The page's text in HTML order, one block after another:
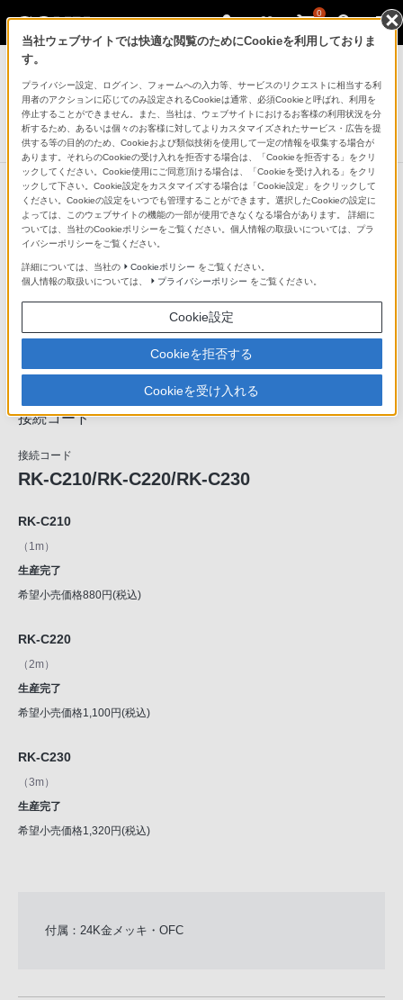
0
AVケーブル
接続コード
RK-C210/RK-C220/RK-C230
DISCONTINUED 生産完了
接続コード
接続コード
RK-C210/RK-C220/RK-C230
RK-C210
（1m）
生産完了
希望小売価格880円(税込)
RK-C220
（2m）
生産完了
希望小売価格1,100円(税込)
RK-C230
（3m）
生産完了
希望小売価格1,320円(税込)
付属：24K金メッキ・OFC
当社ウェブサイトでは快適な閲覧のためにCookieを利用しておりま
す。
プライバシー設定、ログイン、フォームへの入力等、サービスのリクエストに相当する利
用者のアクションに応じてのみ設定されるCookieは通常、必須Cookieと呼ばれ、利用を
停止することができません。また、当社は、ウェブサイトにおけるお客様の利用状況を分
析するため、あるいは個々のお客様に対してよりカスタマイズされたサービス・広告を提
供する等の目的のため、Cookieおよび類似技術を使用して一定の情報を収集する場合が
あります。それらのCookieの受け入れを拒否する場合は、「Cookieを拒否する」をクリ
ックしてください。Cookie使用にご同意頂ける場合は、「Cookieを受け入れる」をクリ
ックして下さい。Cookie設定をカスタマイズする場合は「Cookie設定」をクリックして
ください。Cookieの設定をいつでも管理することができます。選択したCookieの設定に
よっては、このウェブサイトの機能の一部が使用できなくなる場合があります。 詳細に
ついては、当社のCookieポリシーをご覧ください。個人情報の取扱いについては、プラ
イバシーポリシーをご覧ください。
詳細については、当社の Cookieポリシー をご覧ください。
個人情報の取扱いについては、
プライバシーポリシー をご覧ください。
Cookie設定
Cookieを拒否する
Cookieを受け入れる